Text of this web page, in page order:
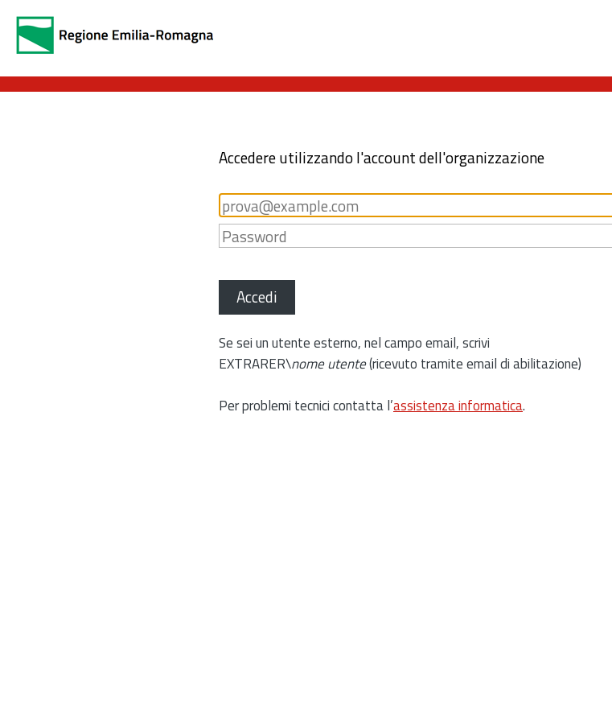
Accedere utilizzando l'account dell'organizzazione
Accedi
Se sei un utente esterno, nel campo email, scrivi
EXTRARER\nome utente(ricevuto tramite email di abilitazione)
Per problemi tecnici contatta l’assistenza informatica.